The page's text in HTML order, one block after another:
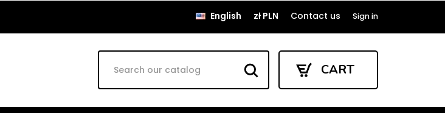
English zł PLN Contact us Sign in
CART